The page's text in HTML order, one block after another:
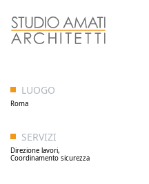
LUOGO
Roma
SERVIZI
Direzione lavori,
Coordinamento sicurezza